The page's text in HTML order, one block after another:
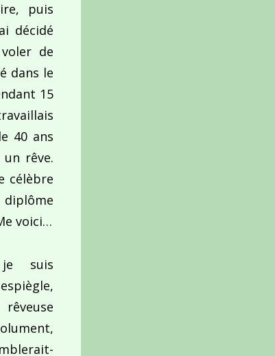
puis
décidé
de
dans le
15
40 ans
un rêve.
célèbre
voici…
suis